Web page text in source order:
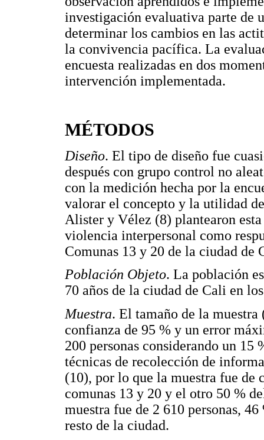
investigación evaluativa parte de
determinar los cambios en las
la convivencia pacífica. La
encuesta realizadas en dos
intervención implementada.
MÉTODOS
Diseño. El tipo de diseño fue
después con grupo control no
con la medición hecha por la
valorar el concepto y la utilidad
Alister y Vélez (8) plantearon
violencia interpersonal como
Comunas 13 y 20 de la ciudad de
Población Objeto. La población
70 años de la ciudad de Cali en
Muestra. El tamaño de la
confianza de 95 % y un error
200 personas considerando un
técnicas de recolección de
(10), por lo que la muestra fue de
comunas 13 y 20 y el otro 50 %
muestra fue de 2 610 personas,
resto de la ciudad.